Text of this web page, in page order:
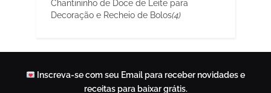
Chantininho de Doce de Leite para
Decoração e Recheio de Bolos(4)
Inscreva-se com seu Email para receber novidades e
receitas para baixar grátis.